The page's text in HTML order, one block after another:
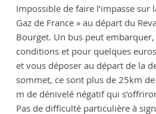
Impossible de faire l’impasse sur
Gaz de France » au départ du
Bourget. Un bus peut embarquer,
conditions et pour quelques
et vous déposer au départ de la
sommet, ce sont plus de 25km
m de dénivelé négatif qui
Pas de difficulté particulière à